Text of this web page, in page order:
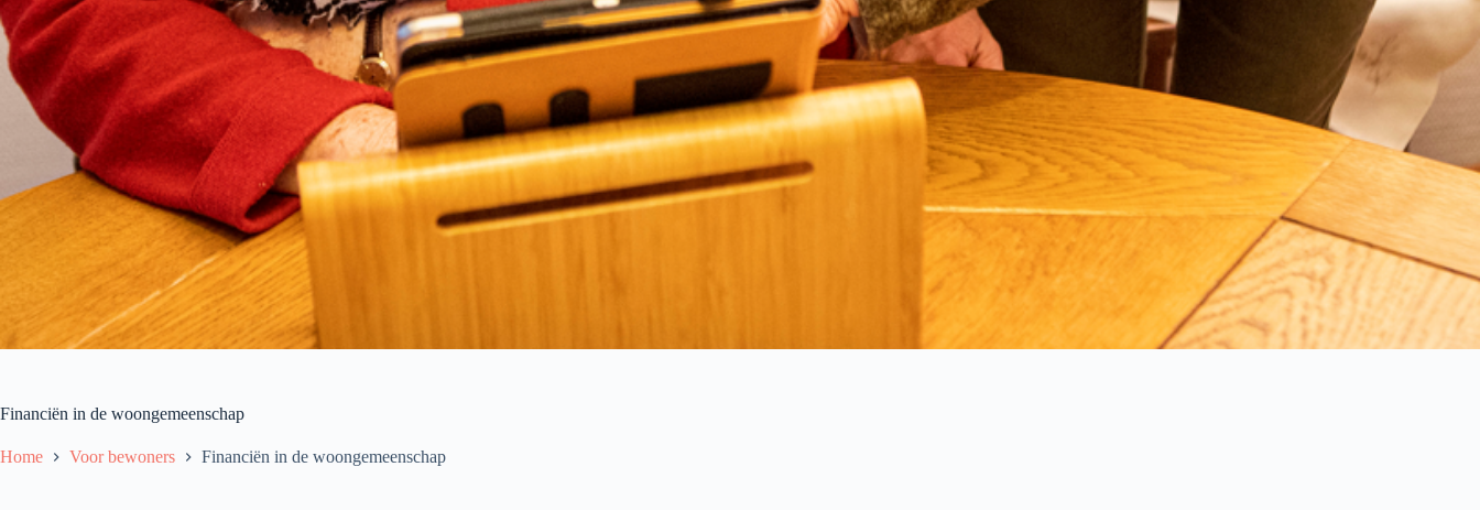
Financiën in de woongemeenschap
Home Voor bewoners Financiën in de woongemeenschap